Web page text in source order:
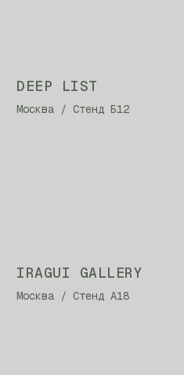
DEEP LIST
Москва / Стенд Б12
IRAGUI GALLERY
Москва / Стенд А18